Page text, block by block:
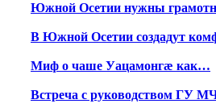
Южной Осетии нужны
В Южной Осетии создадут
Миф о чаше Уацамонгæ как…
Встреча с руководством ГУ